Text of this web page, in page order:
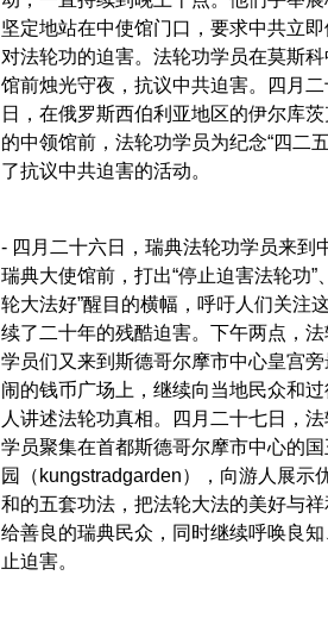
坚定地站在中使馆门口，要求中共立即
对法轮功的迫害。法轮功学员在莫斯科
馆前烛光守夜，抗议中共迫害。四月二
日，在俄罗斯西伯利亚地区的伊尔库
的中领馆前，法轮功学员为纪念“四二
了抗议中共迫害的活动。
- 四月二十六日，瑞典法轮功学员来到
瑞典大使馆前，打出“停止迫害法轮功”
轮大法好”醒目的横幅，呼吁人们关注
续了二十年的残酷迫害。下午两点，法
学员们又来到斯德哥尔摩市中心皇宫旁
闹的钱币广场上，继续向当地民众和过
人讲述法轮功真相。四月二十七日，
学员聚集在首都斯德哥尔摩市中心的国
园（kungstradgarden），向游人展示
和的五套功法，把法轮大法的美好与祥
给善良的瑞典民众，同时继续呼唤良知
止迫害。